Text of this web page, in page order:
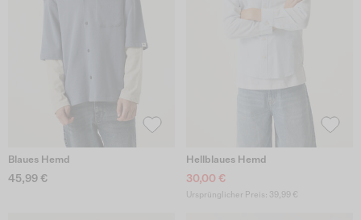
Blaues Hemd
45,99 €
Hellblaues Hemd
30,00 €
Ursprünglicher Preis: 39,99 €